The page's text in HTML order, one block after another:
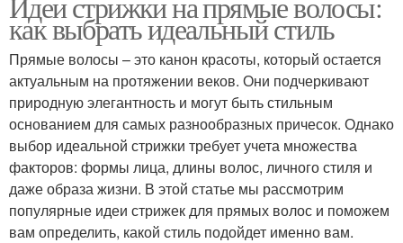
как выбрать идеальный стиль
Прямые волосы – это канон красоты, который остается
актуальным на протяжении веков. Они подчеркивают
природную элегантность и могут быть стильным
основанием для самых разнообразных причесок. Однако
выбор идеальной стрижки требует учета множества
факторов: формы лица, длины волос, личного стиля и
даже образа жизни. В этой статье мы рассмотрим
популярные идеи стрижек для прямых волос и поможем
вам определить, какой стиль подойдет именно вам.